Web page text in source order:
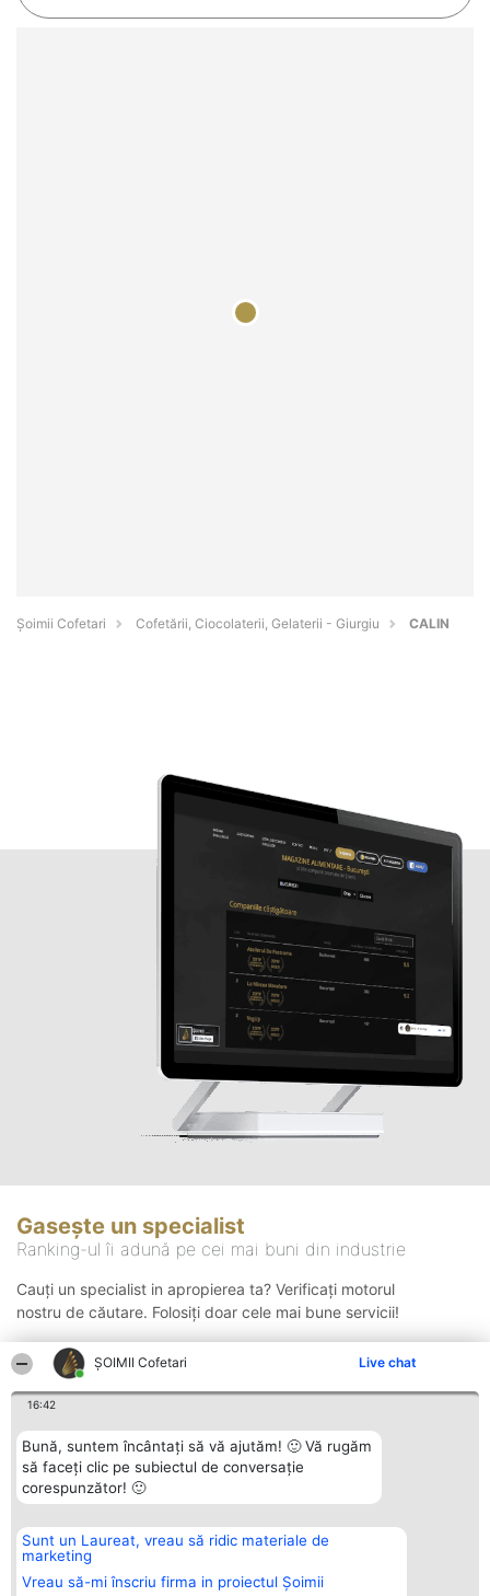
ȘOIMII Cofetari Live chat
16:42
Bună, suntem încântați să vă ajutăm! 🙂 Vă rugăm
să faceți clic pe subiectul de conversație
corespunzător! 🙂
Sunt un Laureat, vreau să ridic materiale de
marketing
Vreau să-mi înscriu firma in proiectul Șoimii
Șoimii Cofetari Cofetării, Ciocolaterii, Gelaterii - Giurgiu CALIN
Gasește un specialist
Ranking-ul îi adună pe cei mai buni din industrie
Cauți un specialist in apropierea ta? Verificați motorul
nostru de căutare. Folosiți doar cele mai bune servicii!
Organizator Ranking
BRIGHT SOLUTIONS BR SRL
Aleea Timisul De Sus 2 Bl. A30
Sc. A Et. 4 Ap. 13 Cod 061952
Plebiscyt
Lista Tuturor
Laureaților
Contact